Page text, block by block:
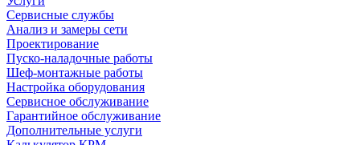
Сервисные службы
Анализ и замеры сети
Проектирование
Пуско-наладочные работы
Шеф-монтажные работы
Настройка оборудования
Сервисное обслуживание
Гарантийное обслуживание
Дополнительные услуги